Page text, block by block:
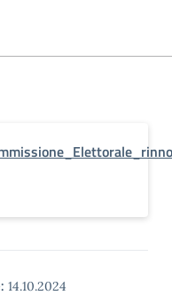
14.10.2024